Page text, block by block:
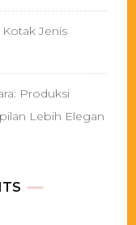
Jenis
Produksi
Lebih Elegan